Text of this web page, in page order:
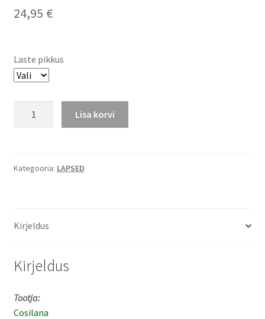
24,95 €
Laste pikkus
Lisa korvi
Kategooria: LAPSED
Kirjeldus
Kirjeldus
Tootja:
Cosilana